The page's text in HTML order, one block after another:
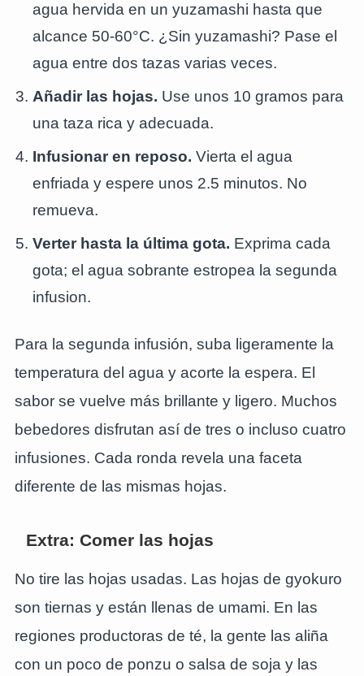
agua hervida en un yuzamashi hasta que
alcance 50-60°C. ¿Sin yuzamashi? Pase el
agua entre dos tazas varias veces.
Añadir las hojas. Use unos 10 gramos para
una taza rica y adecuada.
Infusionar en reposo. Vierta el agua
enfriada y espere unos 2.5 minutos. No
remueva.
Verter hasta la última gota. Exprima cada
gota; el agua sobrante estropea la segunda
infusion.
Para la segunda infusión, suba ligeramente la
temperatura del agua y acorte la espera. El
sabor se vuelve más brillante y ligero. Muchos
bebedores disfrutan así de tres o incluso cuatro
infusiones. Cada ronda revela una faceta
diferente de las mismas hojas.
Extra: Comer las hojas
No tire las hojas usadas. Las hojas de gyokuro
son tiernas y están llenas de umami. En las
regiones productoras de té, la gente las aliña
con un poco de ponzu o salsa de soja y las